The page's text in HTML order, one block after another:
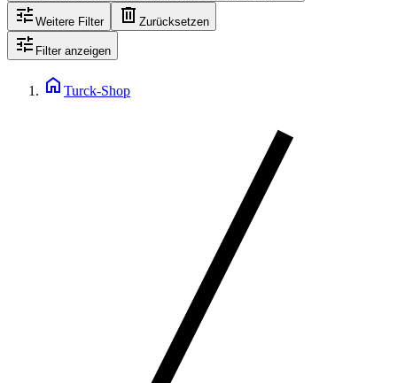
tune Weitere Filter delete Zurücksetzen
tune Filter anzeigen
home Turck-Shop